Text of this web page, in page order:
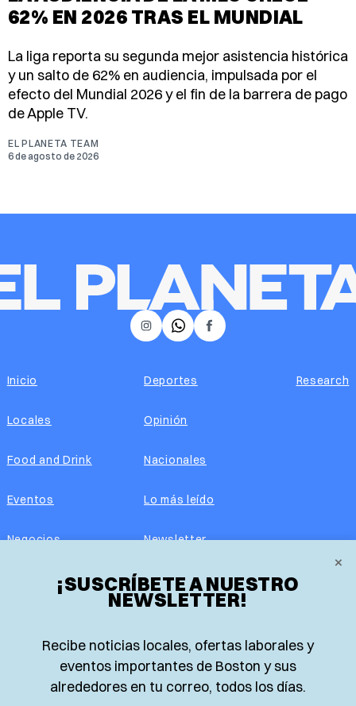
62% EN 2026 TRAS EL MUNDIAL
La liga reporta su segunda mejor asistencia histórica
y un salto de 62% en audiencia, impulsada por el
efecto del Mundial 2026 y el fin de la barrera de pago
de Apple TV.
EL PLANETA TEAM
6 de agosto de 2026
×
¡SUSCRÍBETE A NUESTRO
NEWSLETTER!
Recibe noticias locales, ofertas laborales y
eventos importantes de Boston y sus
alrededores en tu correo, todos los días.
𝕏 Facebook
Instagram
Inicio
Locales
Food and Drink
Eventos
Negocios
Real Estate
Guía de Recursos
Deportes
Opinión
Nacionales
Lo más leído
Newsletter
Edición impresa
Advertise with us
Research